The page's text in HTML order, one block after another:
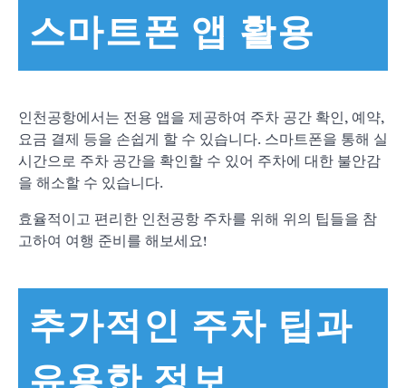
스마트폰 앱 활용
인천공항에서는 전용 앱을 제공하여 주차 공간 확인, 예약,
요금 결제 등을 손쉽게 할 수 있습니다. 스마트폰을 통해 실
시간으로 주차 공간을 확인할 수 있어 주차에 대한 불안감
을 해소할 수 있습니다.
효율적이고 편리한 인천공항 주차를 위해 위의 팁들을 참
고하여 여행 준비를 해보세요!
추가적인 주차 팁과